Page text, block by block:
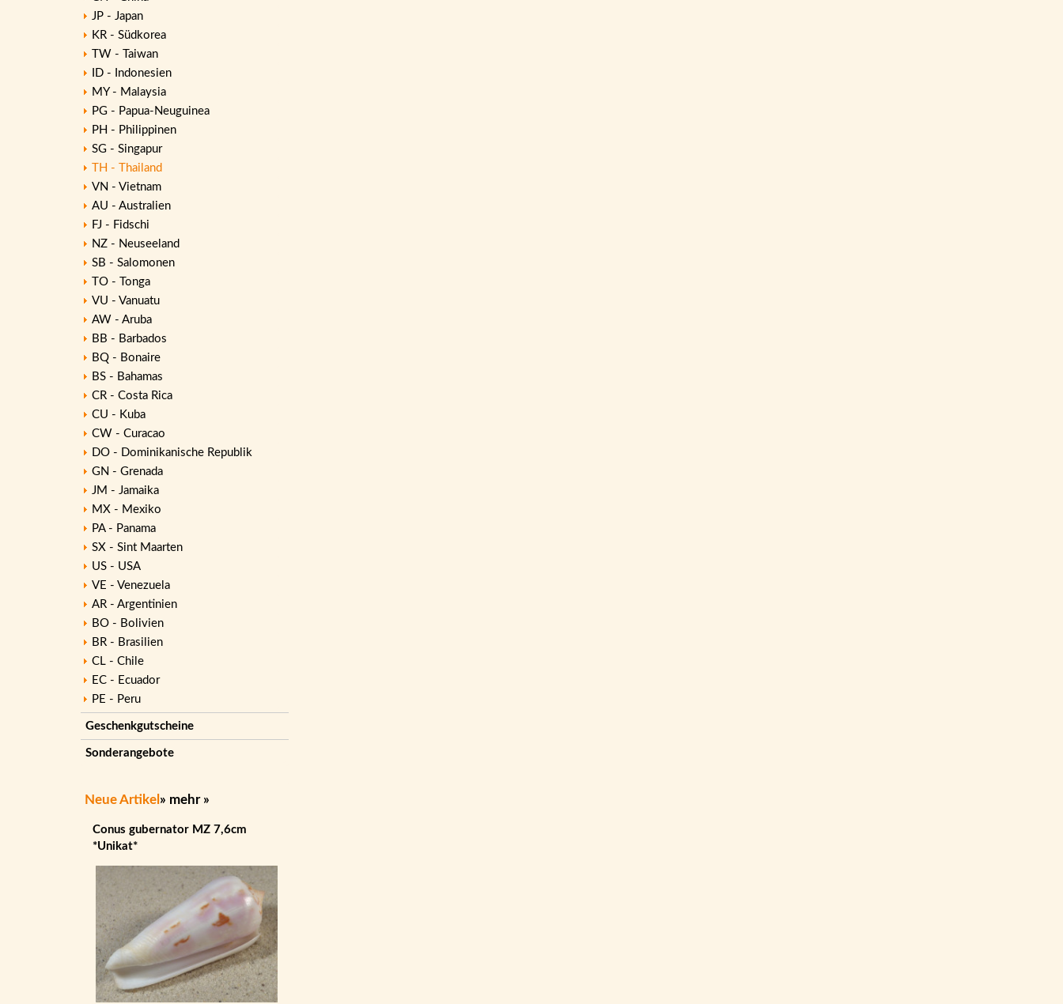
JP - Japan
KR - Südkorea
TW - Taiwan
ID - Indonesien
MY - Malaysia
PG - Papua-Neuguinea
PH - Philippinen
SG - Singapur
TH - Thailand
VN - Vietnam
AU - Australien
FJ - Fidschi
NZ - Neuseeland
SB - Salomonen
TO - Tonga
VU - Vanuatu
AW - Aruba
BB - Barbados
BQ - Bonaire
BS - Bahamas
CR - Costa Rica
CU - Kuba
CW - Curacao
DO - Dominikanische Republik
GN - Grenada
JM - Jamaika
MX - Mexiko
PA - Panama
SX - Sint Maarten
US - USA
VE - Venezuela
AR - Argentinien
BO - Bolivien
BR - Brasilien
CL - Chile
EC - Ecuador
PE - Peru
Geschenkgutscheine
Sonderangebote
Neue Artikel » mehr »
Conus gubernator MZ 7,6cm
*Unikat*